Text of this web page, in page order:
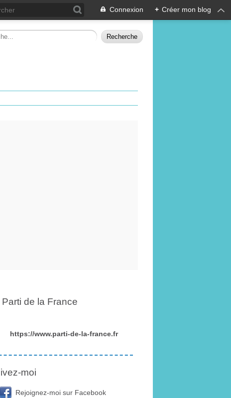
Connexion + Créer mon blog
Parti de la France
https://www.parti-de-la-france.fr
moi
Rejoignez-moi sur Facebook